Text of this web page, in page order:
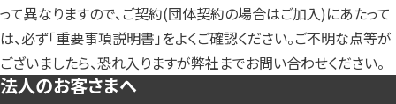
って異なりますので、ご契約(団体契約の場合はご加入)にあたって
は、必ず「重要事項説明書」をよくご確認ください。ご不明な点等が
ございましたら、恐れ入りますが弊社までお問い合わせください。
法人のお客さまへ